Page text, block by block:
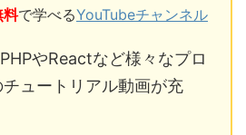
料で学べるYouTubeチャンネル
やReactなど様々なプロ
ュートリアル動画が充